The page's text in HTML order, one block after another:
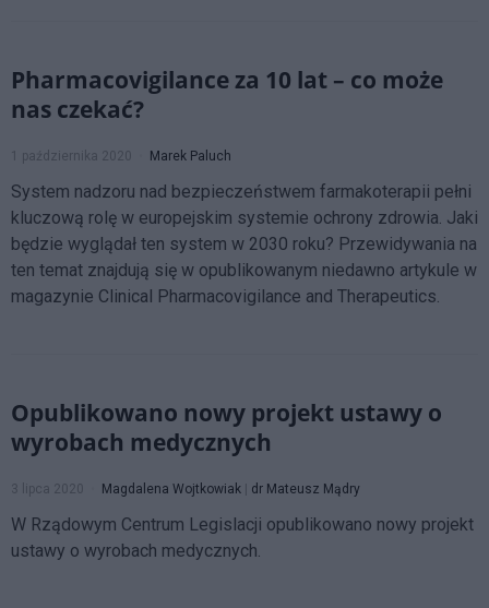
Pharmacovigilance za 10 lat – co może
nas czekać?
1 października 2020 Marek Paluch
System nadzoru nad bezpieczeństwem farmakoterapii pełni
kluczową rolę w europejskim systemie ochrony zdrowia. Jaki
będzie wyglądał ten system w 2030 roku? Przewidywania na
ten temat znajdują się w opublikowanym niedawno artykule w
magazynie Clinical Pharmacovigilance and Therapeutics.
Opublikowano nowy projekt ustawy o
wyrobach medycznych
3 lipca 2020 Magdalena Wojtkowiak dr Mateusz Mądry
W Rządowym Centrum Legislacji opublikowano nowy projekt
ustawy o wyrobach medycznych.